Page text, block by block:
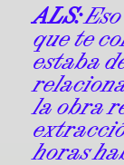
ALS:
que te
estaba
la obra
horas